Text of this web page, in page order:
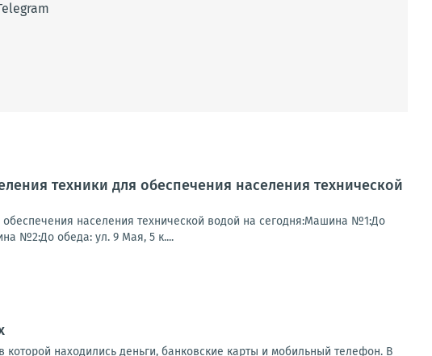
техники для обеспечения населения технической
населения технической водой на сегодня:Машина №1:До
№2:До обеда: ул. 9 Мая, 5 к....
находились деньги, банковские карты и мобильный телефон. В